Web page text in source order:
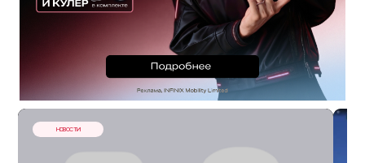
НОВОСТИ